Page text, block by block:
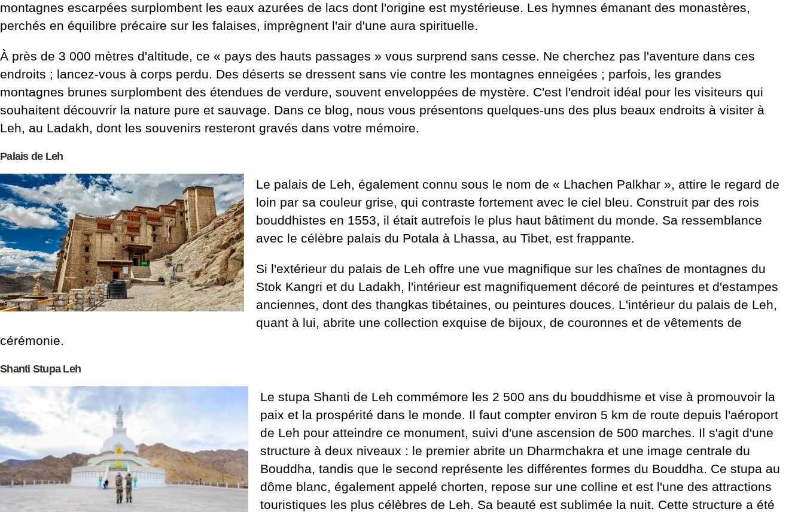
montagnes escarpées surplombent les eaux azurées de lacs dont l'origine est mystérieuse. Les hymnes émanant des monastères,
perchés en équilibre précaire sur les falaises, imprègnent l'air d'une aura spirituelle.
À près de 3 000 mètres d'altitude, ce « pays des hauts passages » vous surprend sans cesse. Ne cherchez pas l'aventure dans ces
endroits ; lancez-vous à corps perdu. Des déserts se dressent sans vie contre les montagnes enneigées ; parfois, les grandes
montagnes brunes surplombent des étendues de verdure, souvent enveloppées de mystère. C'est l'endroit idéal pour les visiteurs qui
souhaitent découvrir la nature pure et sauvage. Dans ce blog, nous vous présentons quelques-uns des plus beaux endroits à visiter à
Leh, au Ladakh, dont les souvenirs resteront gravés dans votre mémoire.
Palais de Leh
Le palais de Leh, également connu sous le nom de « Lhachen Palkhar », attire le regard de
loin par sa couleur grise, qui contraste fortement avec le ciel bleu. Construit par des rois
bouddhistes en 1553, il était autrefois le plus haut bâtiment du monde. Sa ressemblance
avec le célèbre palais du Potala à Lhassa, au Tibet, est frappante.
Si l'extérieur du palais de Leh offre une vue magnifique sur les chaînes de montagnes du
Stok Kangri et du Ladakh, l'intérieur est magnifiquement décoré de peintures et d'estampes
anciennes, dont des thangkas tibétaines, ou peintures douces. L'intérieur du palais de Leh,
quant à lui, abrite une collection exquise de bijoux, de couronnes et de vêtements de
cérémonie.
Shanti Stupa Leh
Le stupa Shanti de Leh commémore les 2 500 ans du bouddhisme et vise à promouvoir la
paix et la prospérité dans le monde. Il faut compter environ 5 km de route depuis l'aéroport
de Leh pour atteindre ce monument, suivi d'une ascension de 500 marches. Il s'agit d'une
structure à deux niveaux : le premier abrite un Dharmchakra et une image centrale du
Bouddha, tandis que le second représente les différentes formes du Bouddha. Ce stupa au
dôme blanc, également appelé chorten, repose sur une colline et est l'une des attractions
touristiques les plus célèbres de Leh. Sa beauté est sublimée la nuit. Cette structure a été